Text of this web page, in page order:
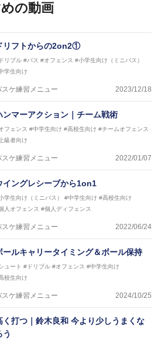
書籍・DVDも監修しています。
ナショナルキャンプヘッドコーチ
ナショナルキャンプヘッドコーチ
子日本代表サポートコーチ
ナショナルキャンプヘッドコーチ
ナショナルキャンプヘッドコーチ
チ
ナショナルキャンプヘッドコーチ
ナショナルキャンプヘッドコーチ
2021年男子日本代表サポートコーチ
女子日本代表アシスタントコーチ
の動画
リフトからの2on2①
リブル #パス #オフェンス #小学生向け（ミニバス）
学生向け
スケ練習メニュー 2023/12/18
ンマーアクション｜チーム戦術
フェンス #中学生向け #高校生向け #チームオフェンス
級者向け
スケ練習メニュー 2022/01/07
イングレシーブから1on1
学生向け（ミニバス） #中学生向け #高校生向け
人オフェンス #個人ディフェンス
スケ練習メニュー 2022/06/24
ールキャリータイミング＆ボール保持
ュート #ドリブル #オフェンス #中学生向け
校生向け
スケ練習メニュー 2024/10/25
く打つ｜鈴木良和 今より少しうまくな
う